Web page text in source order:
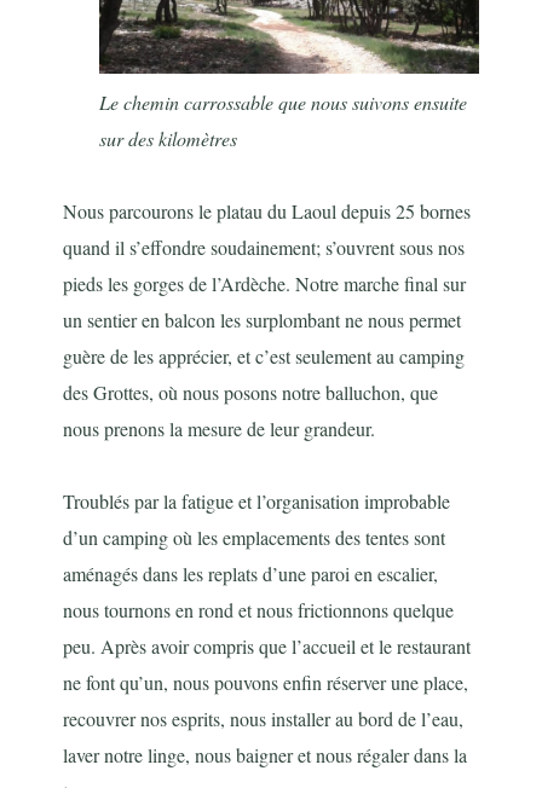
Le chemin carrossable que nous suivons ensuite
sur des kilomètres
Nous parcourons le platau du Laoul depuis 25 bornes
quand il s’effondre soudainement; s’ouvrent sous nos
pieds les gorges de l’Ardèche. Notre marche final sur
un sentier en balcon les surplombant ne nous permet
guère de les apprécier, et c’est seulement au camping
des Grottes, où nous posons notre balluchon, que
nous prenons la mesure de leur grandeur.
Troublés par la fatigue et l’organisation improbable
d’un camping où les emplacements des tentes sont
aménagés dans les replats d’une paroi en escalier,
nous tournons en rond et nous frictionnons quelque
peu. Après avoir compris que l’accueil et le restaurant
ne font qu’un, nous pouvons enfin réserver une place,
recouvrer nos esprits, nous installer au bord de l’eau,
laver notre linge, nous baigner et nous régaler dans la